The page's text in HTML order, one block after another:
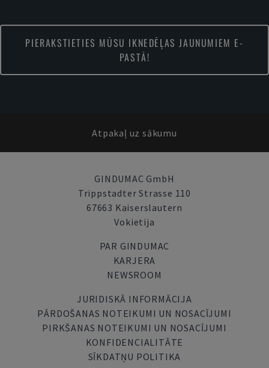
PIERAKSTIETIES MŪSU IKNEDĒĻAS JAUNUMIEM E-
PASTĀ!
Atpakaļ uz sākumu
GINDUMAC GmbH
Trippstadter Strasse 110
67663 Kaiserslautern
Vokietija
PAR GINDUMAC
KARJERA
NEWSROOM
JURIDISKĀ INFORMĀCIJA
PĀRDOŠANAS NOTEIKUMI UN NOSACĪJUMI
PIRKŠANAS NOTEIKUMI UN NOSACĪJUMI
KONFIDENCIALITĀTE
SĪKDATŅU POLITIKA